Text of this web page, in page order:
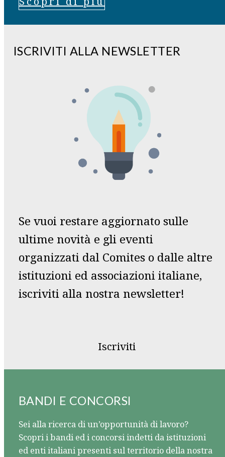
ISCRIVITI ALLA NEWSLETTER
Se vuoi restare aggiornato sulle
ultime novità e gli eventi
organizzati dal Comites o dalle altre
istituzioni ed associazioni italiane,
iscriviti alla nostra newsletter!
Iscriviti
BANDI E CONCORSI
Sei alla ricerca di un’opportunità di lavoro?
Scopri i bandi ed i concorsi indetti da istituzioni
ed enti italiani presenti sul territorio della nostra